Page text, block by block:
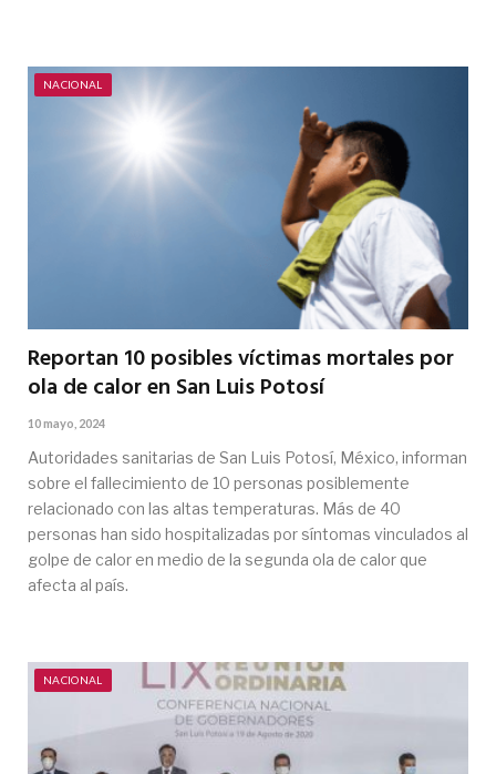
NACIONAL
Reportan 10 posibles víctimas mortales por
ola de calor en San Luis Potosí
10 mayo, 2024
Autoridades sanitarias de San Luis Potosí, México, informan
sobre el fallecimiento de 10 personas posiblemente
relacionado con las altas temperaturas. Más de 40
personas han sido hospitalizadas por síntomas vinculados al
golpe de calor en medio de la segunda ola de calor que
afecta al país.
NACIONAL